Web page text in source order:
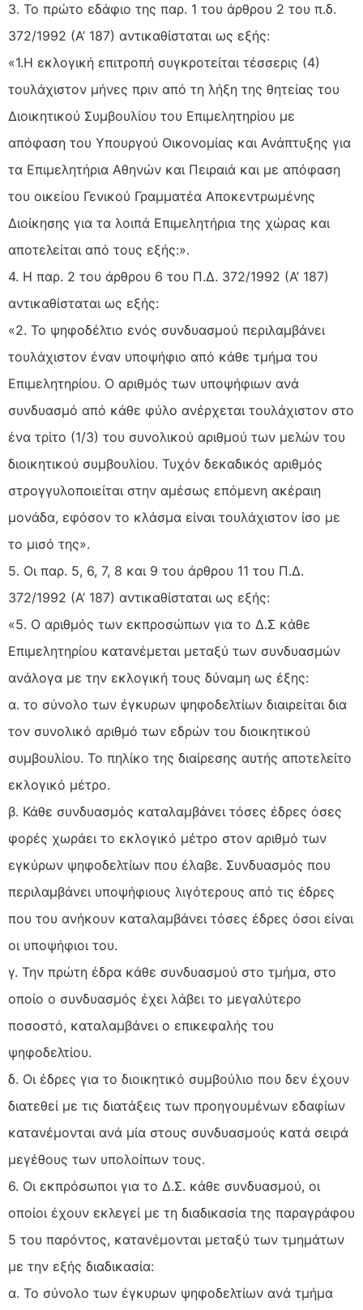
3. Το πρώτο εδάφιο της παρ. 1 του άρθρου 2 του π.δ.
372/1992 (Α’ 187) αντικαθίσταται ως εξής:
«1.Η εκλογική επιτροπή συγκροτείται τέσσερις (4)
τουλάχιστον μήνες πριν από τη λήξη της θητείας του
Διοικητικού Συμβουλίου του Επιμελητηρίου με
απόφαση του Υπουργού Οικονομίας και Ανάπτυξης για
τα Επιμελητήρια Αθηνών και Πειραιά και με απόφαση
του οικείου Γενικού Γραμματέα Αποκεντρωμένης
Διοίκησης για τα λοιπά Επιμελητήρια της χώρας και
αποτελείται από τους εξής:».
4. Η παρ. 2 του άρθρου 6 του Π.Δ. 372/1992 (Α’ 187)
αντικαθίσταται ως εξής:
«2. Το ψηφοδέλτιο ενός συνδυασμού περιλαμβάνει
τουλάχιστον έναν υποψήφιο από κάθε τμήμα του
Επιμελητηρίου. Ο αριθμός των υποψήφιων ανά
συνδυασμό από κάθε φύλο ανέρχεται τουλάχιστον στο
ένα τρίτο (1/3) του συνολικού αριθμού των μελών του
διοικητικού συμβουλίου. Τυχόν δεκαδικός αριθμός
στρογγυλοποιείται στην αμέσως επόμενη ακέραιη
μονάδα, εφόσον το κλάσμα είναι τουλάχιστον ίσο με
το μισό της».
5. Οι παρ. 5, 6, 7, 8 και 9 του άρθρου 11 του Π.Δ.
372/1992 (Α’ 187) αντικαθίσταται ως εξής:
«5. Ο αριθμός των εκπροσώπων για το Δ.Σ κάθε
Επιμελητηρίου κατανέμεται μεταξύ των συνδυασμών
ανάλογα με την εκλογική τους δύναμη ως έξης:
α. το σύνολο των έγκυρων ψηφοδελτίων διαιρείται δια
τον συνολικό αριθμό των εδρών του διοικητικού
συμβουλίου. Το πηλίκο της διαίρεσης αυτής αποτελείτο
εκλογικό μέτρο.
β. Κάθε συνδυασμός καταλαμβάνει τόσες έδρες όσες
φορές χωράει το εκλογικό μέτρο στον αριθμό των
εγκύρων ψηφοδελτίων που έλαβε. Συνδυασμός που
περιλαμβάνει υποψήφιους λιγότερους από τις έδρες
που του ανήκουν καταλαμβάνει τόσες έδρες όσοι είναι
οι υποψήφιοι του.
γ. Την πρώτη έδρα κάθε συνδυασμού στο τμήμα, στο
οποίο ο συνδυασμός έχει λάβει το μεγαλύτερο
ποσοστό, καταλαμβάνει ο επικεφαλής του
ψηφοδελτίου.
δ. Οι έδρες για το διοικητικό συμβούλιο που δεν έχουν
διατεθεί με τις διατάξεις των προηγουμένων εδαφίων
κατανέμονται ανά μία στους συνδυασμούς κατά σειρά
μεγέθους των υπολοίπων τους.
6. Οι εκπρόσωποι για το Δ.Σ. κάθε συνδυασμού, οι
οποίοι έχουν εκλεγεί με τη διαδικασία της παραγράφου
5 του παρόντος, κατανέμονται μεταξύ των τμημάτων
με την εξής διαδικασία:
α. Το σύνολο των έγκυρων ψηφοδελτίων ανά τμήμα